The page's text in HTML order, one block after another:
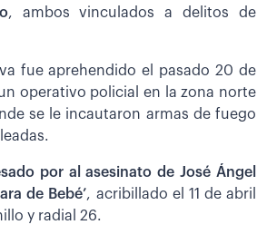
, ambos vinculados a delitos de
fue aprehendido el pasado 20 de
operativo policial en la zona norte
se le incautaron armas de fuego
por al asesinato de José Ángel
de Bebé’, acribillado el 11 de abril
y radial 26.